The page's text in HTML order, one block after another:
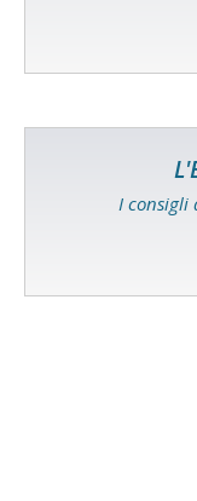
I consigli